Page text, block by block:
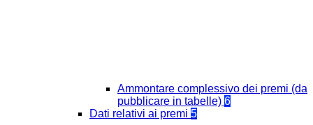
Ammontare complessivo dei premi (da
pubblicare in tabelle) 6
Dati relativi ai premi 5